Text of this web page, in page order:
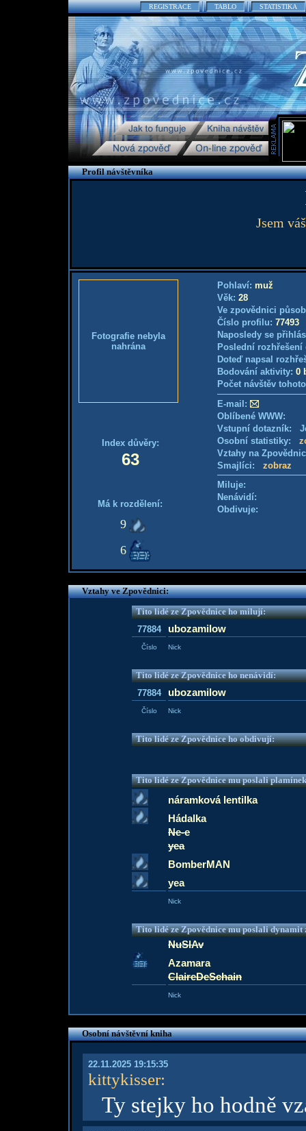
REGISTRACE TABLO STATISTIKA
Profil návštěvníka
Jsem
Fotografie nebyla
nahrána
Index důvěry:
63
Má k rozdělení:
9
6
Pohlaví: muž
Věk: 28
Ve zpovědnici
Číslo profilu: 77493
Naposledy se
Poslední
Doteď napsal
Bodování aktivity: 0
Počet návštěv
E-mail:
Oblíbené WWW:
Vstupní dotazník:
Osobní statistiky:
Vztahy na
Smajlíci: zobraz
Miluje:
Nenávidí:
Obdivuje:
Vztahy ve Zpovědnici:
Tito lidé ze Zpovědnice ho milují:
77884
ubozamilow
Číslo Nick
Tito lidé ze Zpovědnice ho nenávidí:
77884
ubozamilow
Číslo Nick
Tito lidé ze Zpovědnice ho obdivují:
Tito lidé ze Zpovědnice mu poslali
náramková lentilka
Hádalka
Ne-e
yea
BomberMAN
yea
Nick
Tito lidé ze Zpovědnice mu poslali dynamit
NuSlAv
Azamara
ClaireDeSchain
Nick
Osobní návštěvní kniha
22.11.2025 19:15:35
kittykisser:
Ty stejky ho hodně